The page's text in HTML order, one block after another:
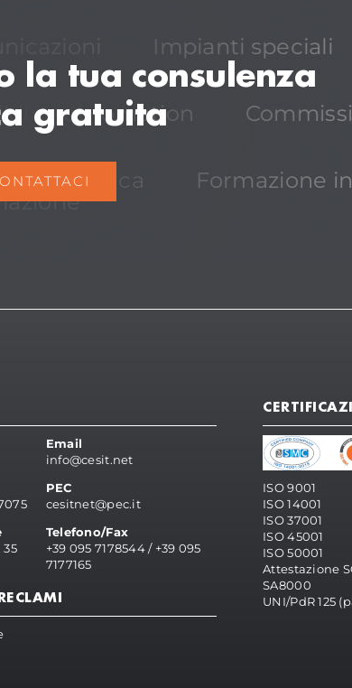
Impianti speciali
automation
Acustica Formazione
la tua consulenza
gratuita
Email
info@cesit.net
PEC
cesitnet@pec.it
Telefono/Fax
+39 095 7178544/ +39 095
7177165
ISO 9001
ISO 14001
ISO 37001
ISO 45001
ISO 50001
Attestazione
SA8000
UNI/PdR 125